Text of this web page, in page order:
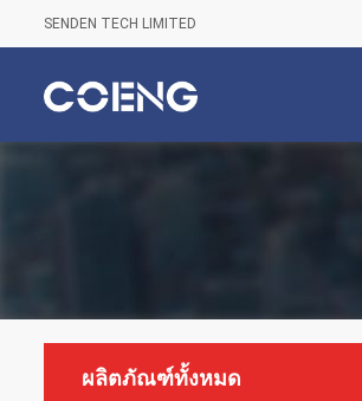
SENDEN TECH LIMITED
ผลิตภัณฑ์ทั้งหมด